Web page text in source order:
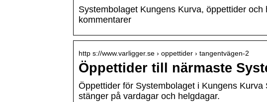
Systembolaget Kungens Kurva, öppettider
kommentarer
http s://www.varligger.se › oppettider › tangentvägen-2
Öppettider till närmaste
Öppettider för Systembolaget i Kungens
stänger på vardagar och helgdagar.